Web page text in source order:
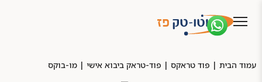
עמוד הבית | פוד טראקס | פוד-טראק ביבוא אישי | מו-בוקס